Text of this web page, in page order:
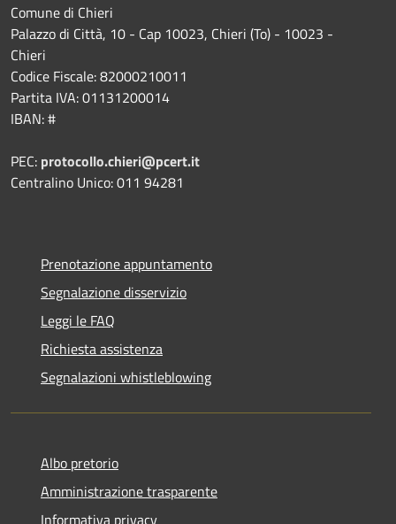
Comune di Chieri
Palazzo di Città, 10 - Cap 10023, Chieri (To) - 10023 -
Chieri
Codice Fiscale: 82000210011
Partita IVA: 01131200014
IBAN: #
PEC: protocollo.chieri@pcert.it
Centralino Unico: 011 94281
Prenotazione appuntamento
Segnalazione disservizio
Leggi le FAQ
Richiesta assistenza
Segnalazioni whistleblowing
Albo pretorio
Amministrazione trasparente
Informativa privacy